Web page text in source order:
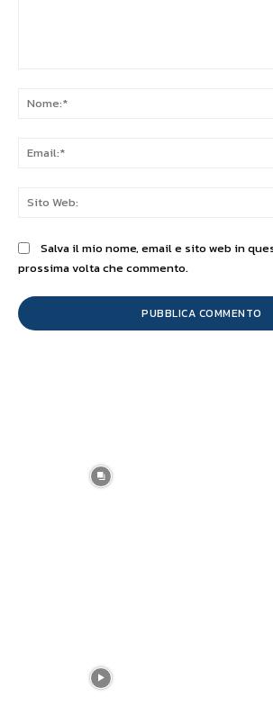
Salva il mio nome, email e sito web in
prossima volta che commento.